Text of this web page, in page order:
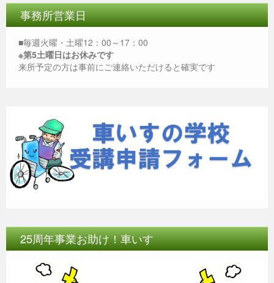
b
o
o
k
n
g
er
A
p
事務所営業日
■毎週火曜・土曜12：00～17：00
※第5土曜日はお休みです
来所予定の方は事前にご連絡いただけると確実です
25周年事業お助け！車いす